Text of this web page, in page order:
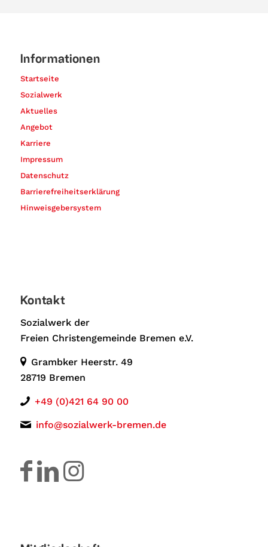
Informationen
Startseite
Sozialwerk
Aktuelles
Angebot
Karriere
Impressum
Datenschutz
Barrierefreiheitserklärung
Hinweisgebersystem
Kontakt
Sozialwerk der
Freien Christengemeinde Bremen e.V.
Grambker Heerstr. 49
28719 Bremen
+49 (0)421 64 90 00
info@sozialwerk-bremen.de